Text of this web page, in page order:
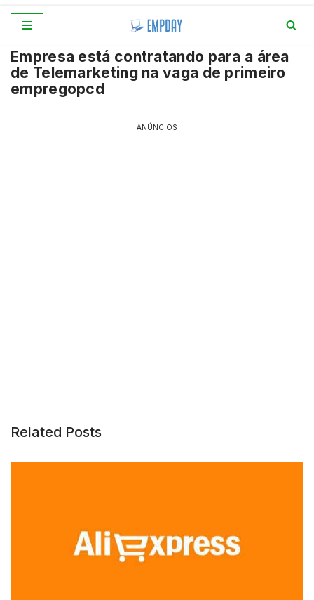
para
o
conteúdo
Empresa está contratando para a área
de Telemarketing na vaga de primeiro
empregopcd
ANÚNCIOS
Related Posts